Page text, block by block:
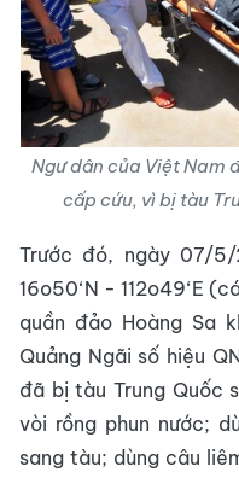
Ngư dân của Việt Nam
cấp cứu, vì bị tàu
Trước đó, ngày 07/
16o50‘N - 112o49‘E
quần đảo Hoàng Sa
Quảng Ngãi số hiệu
đã bị tàu Trung Quốc
vòi rồng phun nước;
sang tàu; dùng câu